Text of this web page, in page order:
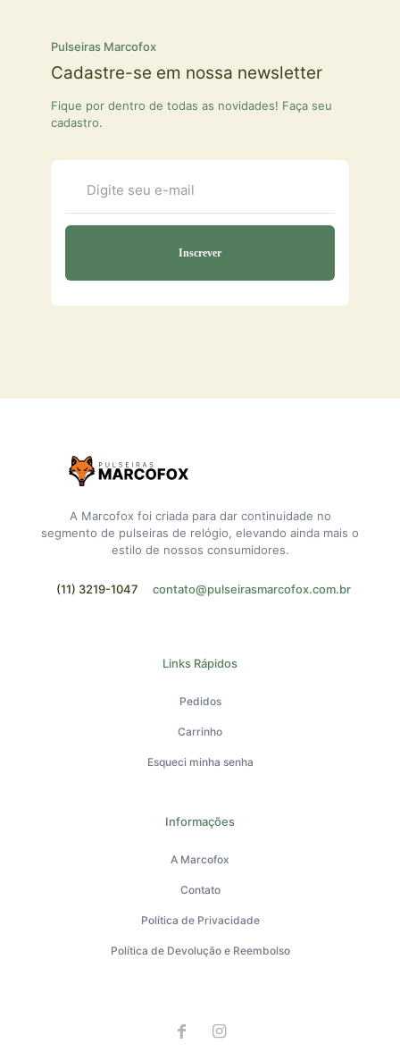
Pulseiras Marcofox
Cadastre-se em nossa newsletter
Fique por dentro de todas as novidades! Faça seu
cadastro.
A Marcofox foi criada para dar continuidade no
segmento de pulseiras de relógio, elevando ainda mais o
estilo de nossos consumidores.
(11) 3219-1047 contato@pulseirasmarcofox.com.br
Links Rápidos
Pedidos
Carrinho
Esqueci minha senha
Informações
A Marcofox
Contato
Política de Privacidade
Política de Devolução e Reembolso